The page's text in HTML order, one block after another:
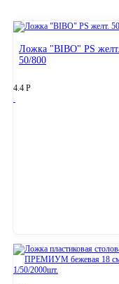
Ложка "BIBO" PS желт.
50/800
4.4 Р